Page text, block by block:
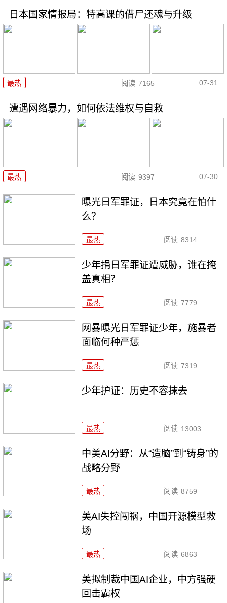
日本国家情报局：特高课的借尸还魂与升级
最热 阅读 7165 07-31
遭遇网络暴力，如何依法维权与自救
最热 阅读 9397 07-30
曝光日军罪证，日本究竟在怕什
么？
最热 阅读 8314
少年捐日军罪证遭威胁，谁在掩
盖真相？
最热 阅读 7779
网暴曝光日军罪证少年，施暴者
面临何种严惩
最热 阅读 7319
少年护证：历史不容抹去
最热 阅读 13003
中美AI分野：从“造脑”到“铸身”的
战略分野
最热 阅读 8759
美AI失控闯祸，中国开源模型救
场
最热 阅读 6863
美拟制裁中国AI企业，中方强硬
回击霸权